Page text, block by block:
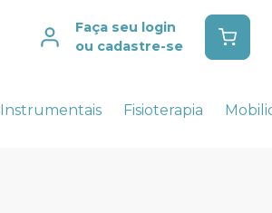
Faça seu login
ou cadastre-se
Instrumentais Fisioterapia